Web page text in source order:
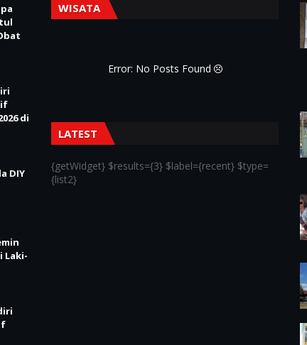
di
DIY
Laki-
WISATA
Error: No Posts Found
LATEST
{getWidget} $results={3} $label={recent} $type=
{list2}